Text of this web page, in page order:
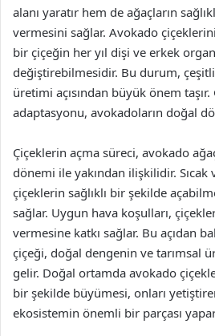
alanı yaratır hem de ağaçların
vermesini sağlar. Avokado
bir çiçeğin her yıl dişi ve erkek
değiştirebilmesidir. Bu durum,
üretimi açısından büyük önem
adaptasyonu, avokadoların doğal
Çiçeklerin açma süreci, avokado
dönemi ile yakından ilişkilidir.
çiçeklerin sağlıklı bir şekilde
sağlar. Uygun hava koşulları,
vermesine katkı sağlar. Bu açıdan
çiçeği, doğal dengenin ve tarımsal
gelir. Doğal ortamda avokado
bir şekilde büyümesi, onları
ekosistemin önemli bir parçası